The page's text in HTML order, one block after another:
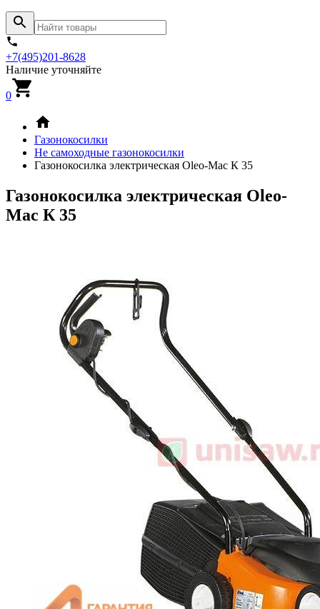
+7(495)201-8628
Наличие уточняйте
0
Газонокосилки
Не самоходные газонокосилки
Газонокосилка электрическая Oleo-Mac К 35
Газонокосилка электрическая Oleo-
Mac К 35